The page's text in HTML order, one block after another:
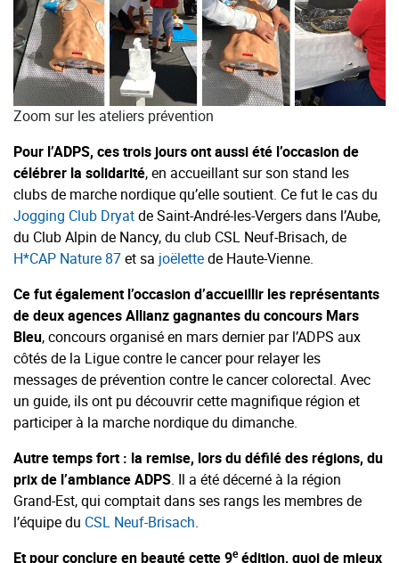
Zoom sur les ateliers prévention
Pour l’ADPS, ces trois jours ont aussi été l’occasion de
célébrer la solidarité, en accueillant sur son stand les
clubs de marche nordique qu’elle soutient. Ce fut le cas du
Jogging Club Dryatde Saint-André-les-Vergers dans l’Aube,
du Club Alpin de Nancy, du club CSL Neuf-Brisach, de
H*CAP Nature 87et sa joëlettede Haute-Vienne.
Ce fut également l’occasion d’accueillir les représentants
de deux agences Allianz gagnantes du concours Mars
Bleu, concours organisé en mars dernier par l’ADPS aux
côtés de la Ligue contre le cancer pour relayer les
messages de prévention contre le cancer colorectal. Avec
un guide, ils ont pu découvrir cette magnifique région et
participer à la marche nordique du dimanche.
Autre temps fort : la remise, lors du défilé des régions, du
prix de l’ambiance ADPS. Il a été décerné à la région
Grand-Est, qui comptait dans ses rangs les membres de
l’équipe du CSL Neuf-Brisach.
Et pour conclure en beauté cette 9eédition, quoi de mieux